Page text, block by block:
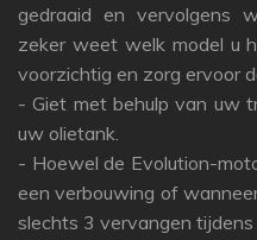
gedraaid en vervolgens
zeker weet welk model u
voorzichtig en zorg ervoor
- Giet met behulp van uw
uw olietank.
- Hoewel de Evolution-
een verbouwing of
slechts 3 vervangen